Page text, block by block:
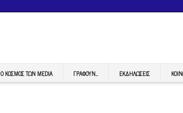
Ο ΚΟΣΜΟΣ ΤΩΝ MEDIA ΓΡΆΦΟΥΝ… ΕΚΔΗΛΏΣΕΙΣ